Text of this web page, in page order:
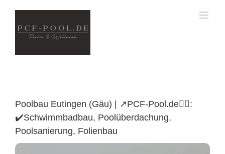
content
Poolbau Eutingen (Gäu) | ↗️PCF-Pool.de🏊🏼:
✔️Schwimmbadbau, Poolüberdachung,
Poolsanierung, Folienbau